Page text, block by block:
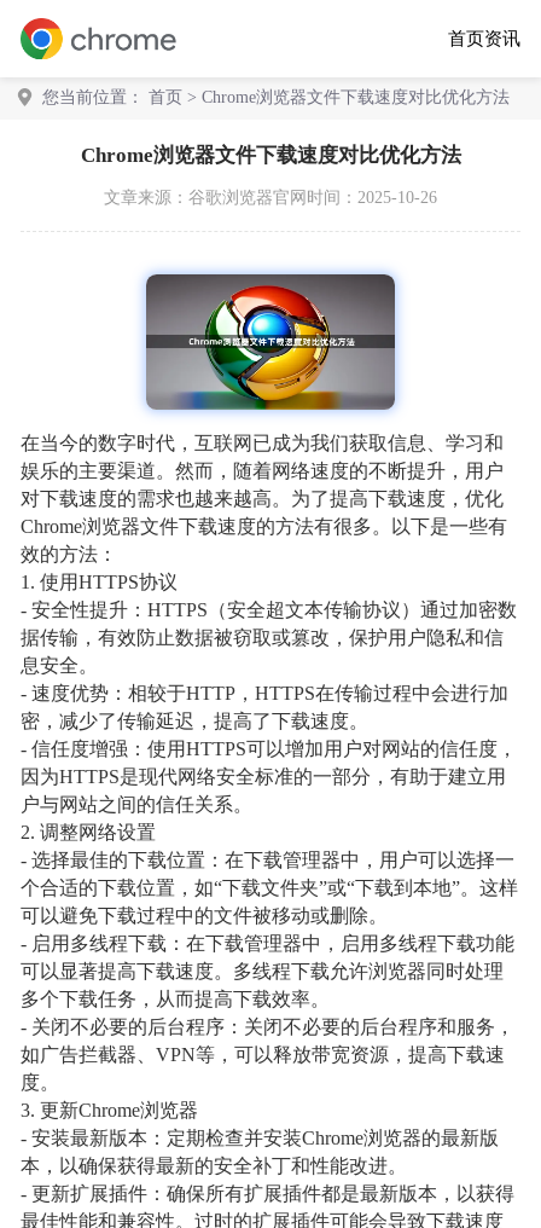
首页资讯
您当前位置： 首页 > Chrome浏览器文件下载速度对比优化方法
Chrome浏览器文件下载速度对比优化方法
文章来源： 谷歌浏览器官网 时间：2025-10-26
在当今的数字时代，互联网已成为我们获取信息、学习和
娱乐的主要渠道。然而，随着网络速度的不断提升，用户
对下载速度的需求也越来越高。为了提高下载速度，优化
Chrome浏览器文件下载速度的方法有很多。以下是一些有
效的方法：
1. 使用HTTPS协议
- 安全性提升：HTTPS（安全超文本传输协议）通过加密数
据传输，有效防止数据被窃取或篡改，保护用户隐私和信
息安全。
- 速度优势：相较于HTTP，HTTPS在传输过程中会进行加
密，减少了传输延迟，提高了下载速度。
- 信任度增强：使用HTTPS可以增加用户对网站的信任度，
因为HTTPS是现代网络安全标准的一部分，有助于建立用
户与网站之间的信任关系。
2. 调整网络设置
- 选择最佳的下载位置：在下载管理器中，用户可以选择一
个合适的下载位置，如“下载文件夹”或“下载到本地”。这样
可以避免下载过程中的文件被移动或删除。
- 启用多线程下载：在下载管理器中，启用多线程下载功能
可以显著提高下载速度。多线程下载允许浏览器同时处理
多个下载任务，从而提高下载效率。
- 关闭不必要的后台程序：关闭不必要的后台程序和服务，
如广告拦截器、VPN等，可以释放带宽资源，提高下载速
度。
3. 更新Chrome浏览器
- 安装最新版本：定期检查并安装Chrome浏览器的最新版
本，以确保获得最新的安全补丁和性能改进。
- 更新扩展插件：确保所有扩展插件都是最新版本，以获得
最佳性能和兼容性。过时的扩展插件可能会导致下载速度